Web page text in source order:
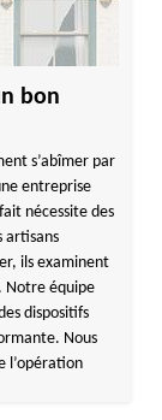
bon
s’abîmer par
entreprise
nécessite des
artisans
ils examinent
Notre équipe
dispositifs
Nous
l’opération